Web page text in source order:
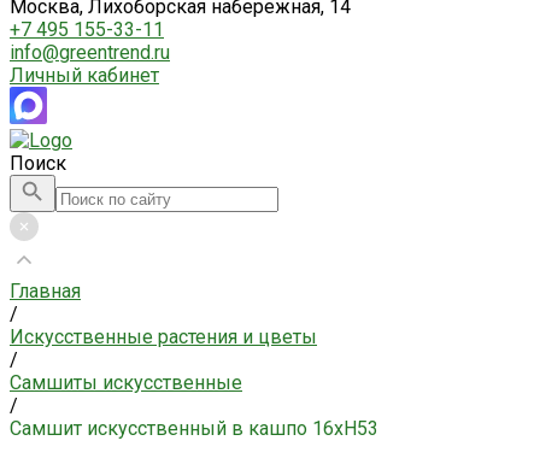
Москва, Лихоборская набережная, 14
+7 495 155-33-11
info@greentrend.ru
Личный кабинет
Поиск
Главная
/
Искусственные растения и цветы
/
Самшиты искусственные
/
Самшит искусственный в кашпо 16xH53